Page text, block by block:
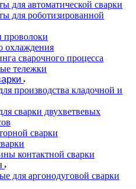
для автоматической сварки
для роботизированной
проволоки
охлаждения
сварочного процесса
тележки
производства кладочной и
сварки двухветвевых
сварки
контактной сварки
для аргонодуговой сварки